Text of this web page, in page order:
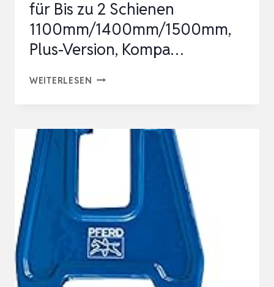
für Bis zu 2 Schienen
1100mm/1400mm/1500mm,
Plus-Version, ‌Kompa…
WEITERLESEN FÜHRUNGSSCHIENE
FÜR
SCHIENEN
1100MM/1400MM/1500MM,
PLUS-
VERSION,
‌KOMPA…